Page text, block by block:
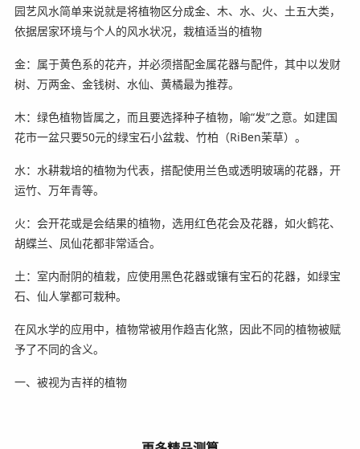
园艺风水简单来说就是将植物区分成金、木、水、火、土五大类，
依据居家环境与个人的风水状况，栽植适当的植物
金：属于黄色系的花卉，并必须搭配金属花器与配件，其中以发财
树、万两金、金钱树、水仙、黄橘最为推荐。
木：绿色植物皆属之，而且要选择种子植物，喻“发”之意。如建国
花市一盆只要50元的绿宝石小盆栽、竹柏（RiBen茉草）。
水：水耕栽培的植物为代表，搭配使用兰色或透明玻璃的花器，开
运竹、万年青等。
火：会开花或是会结果的植物，选用红色花会及花器，如火鹤花、
胡蝶兰、凤仙花都非常适合。
土：室内耐阴的植栽，应使用黑色花器或镶有宝石的花器，如绿宝
石、仙人掌都可栽种。
在风水学的应用中，植物常被用作趋吉化煞，因此不同的植物被赋
予了不同的含义。
一、被视为吉祥的植物